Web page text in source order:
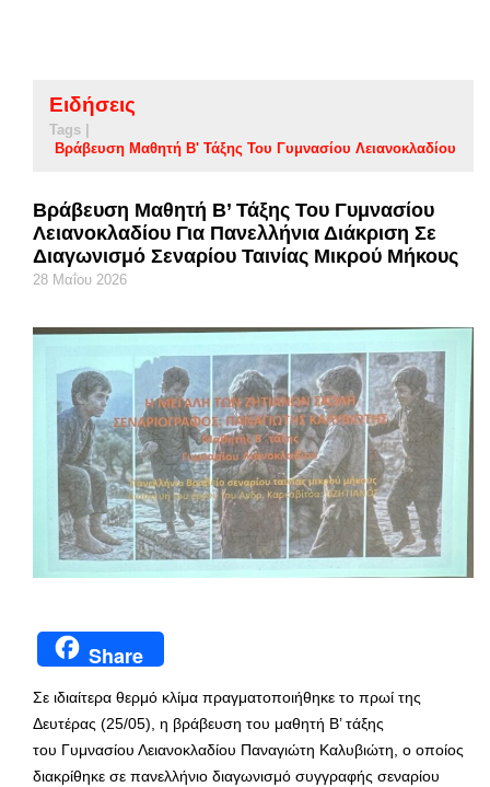
Ειδήσεις
Tags |
Βράβευση Μαθητή Β' Τάξης Του Γυμνασίου Λειανοκλαδίου
Βράβευση Μαθητή Β’ Τάξης Του Γυμνασίου
Λειανοκλαδίου Για Πανελλήνια Διάκριση Σε
Διαγωνισμό Σεναρίου Ταινίας Μικρού Μήκους
28 Μαΐου 2026
Share
Σε ιδιαίτερα θερμό κλίμα πραγματοποιήθηκε το πρωί της
Δευτέρας (25/05), η βράβευση του μαθητή Β’ τάξης
του Γυμνασίου Λειανοκλαδίου Παναγιώτη Καλυβιώτη, ο οποίος
διακρίθηκε σε πανελλήνιο διαγωνισμό συγγραφής σεναρίου